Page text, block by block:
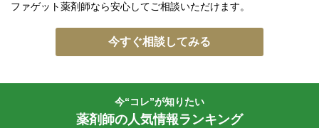
ファゲット薬剤師なら安心してご相談いただけます。
今すぐ相談してみる
今“コレ”が知りたい
薬剤師の人気情報ランキング